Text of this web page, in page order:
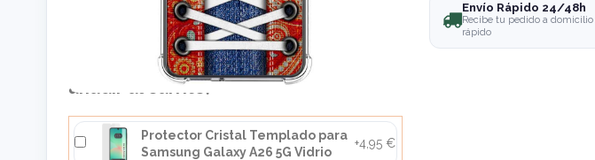
Cómpralo junto a: (selecciona el
producto que quieras y pulsa en
añadir al carrito)
Protector Cristal Templado para
Samsung Galaxy A26 5G Vidrio
+4,95 €
Envío Rápido 24/48h
Recibe tu pedido a
rápido